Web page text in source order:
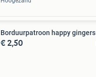
Borduurpatroon happy gingers
€ 2,50